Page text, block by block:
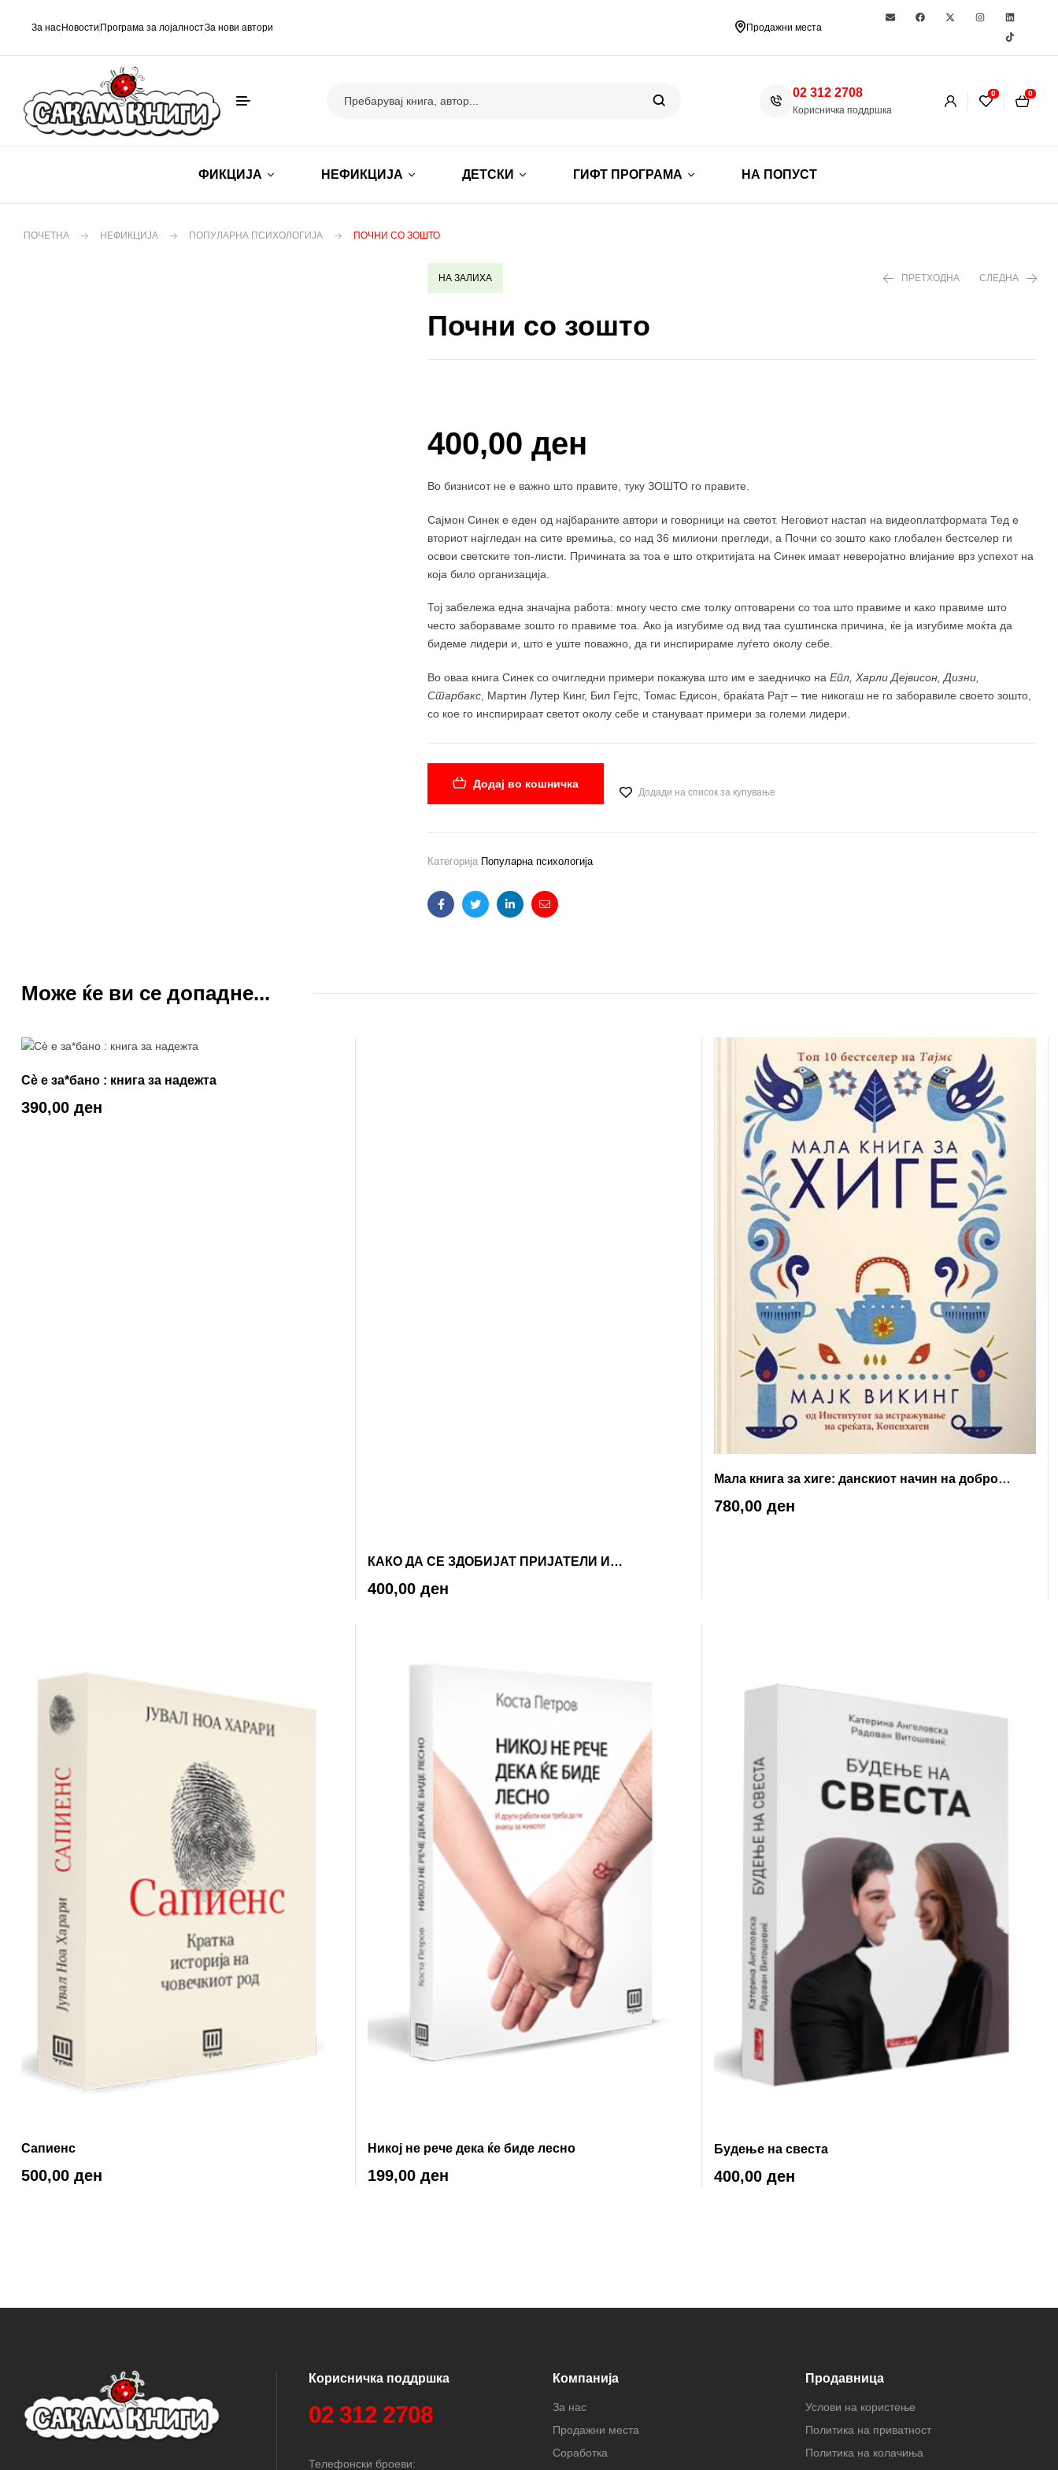
За нас Новости Програма за лојалностЗа нови автори Продажни места
02 312 2708
Корисничка поддршка
0 0
ФИКЦИЈА НЕФИКЦИЈА ДЕТСКИ ГИФТ ПРОГРАМА НА ПОПУСТ
ПОЧЕТНА НЕФИКЦИЈА ПОПУЛАРНА ПСИХОЛОГИЈА ПОЧНИ СО ЗОШТО
НА ЗАЛИХА ПРЕТХОДНА СЛЕДНА
Почни со зошто
400,00 ден
Во бизнисот не е важно што правите, туку ЗОШТО го правите.
Сајмон Синек е еден од најбараните автори и говорници на светот. Неговиот настап на видеоплатформата Тед е
вториот најгледан на сите времиња, со над 36 милиони прегледи, а Почни со зошто како глобален бестселер ги
освои светските топ-листи. Причината за тоа е што откритијата на Синек имаат неверојатно влијание врз успехот на
која било организација.
Тој забележа една значајна работа: многу често сме толку оптоварени со тоа што правиме и како правиме што
често забораваме зошто го правиме тоа. Ако ја изгубиме од вид таа суштинска причина, ќе ја изгубиме моќта да
бидеме лидери и, што е уште поважно, да ги инспирираме луѓето околу себе.
Во оваа книга Синек со очигледни примери покажува што им е заедничко на Епл, Харли Дејвисон, Дизни,
Старбакс, Мартин Лутер Кинг, Бил Гејтс, Томас Едисон, браќата Рајт – тие никогаш не го заборавиле своето зошто,
со кое го инспирираат светот околу себе и стануваат примери за големи лидери.
Додај во кошничка
Додади на список за купување
Категорија Популарна психологија
FacebookTwitterLinkedinEmail
Може ќе ви се допадне...
Сè е за*бано : книга за надежта
390,00 ден
КАКО ДА СЕ ЗДОБИЈАТ ПРИЈАТЕЛИ И
НАКЛОНОСТ НА ЛУЃЕТО
400,00 ден
Мала книга за хиге: данскиот начин на добро
живеење
780,00 ден
Сапиенс
500,00 ден
Никој не рече дека ќе биде лесно
199,00 ден
Будење на свеста
400,00 ден
Корисничка поддршка
02 312 2708
Телефонски броеви:
Компанија
За нас
Продажни места
Соработка
Продавница
Услови на користење
Политика на приватност
Политика на колачиња